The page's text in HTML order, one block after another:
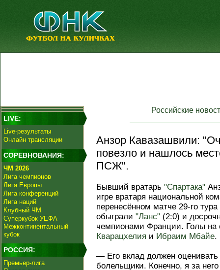
LIVE:
Live-результаты
Онлайн трансляции
СОРЕВНОВАНИЯ:
ЧМ 2026
Лига чемпионов
Лига Европы
Лига конференций
Лига наций
Клубный ЧМ
Суперкубок УЕФА
Межконтинентальный
кубок
РОССИЯ:
Премьер-лига
Российские
Анзор Кавазашвили:
повезло и нашлось
ПСЖ".
Бывший вратарь "Спартака"
игре вратаря национальной
перенесённом матче 29-го
обыграли "Ланс" (2:0) и
чемпионами Франции. Голы на
Кварацхелия и Ибраим Мбайе.
— Его вклад должен оценивать
болельщики. Конечно, я за